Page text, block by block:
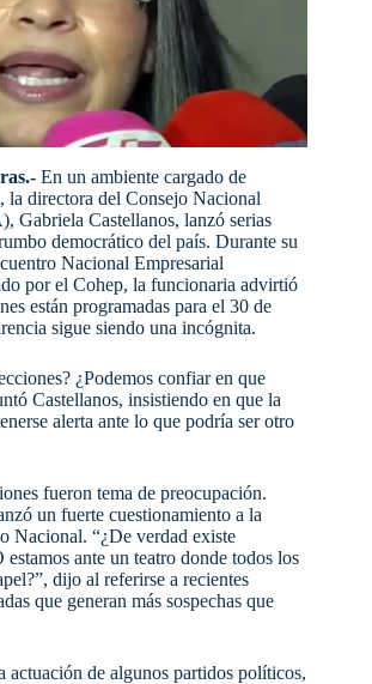
En un ambiente cargado de
la directora del Consejo Nacional
Gabriela Castellanos, lanzó serias
democrático del país. Durante su
Nacional Empresarial
por el Cohep, la funcionaria advirtió
están programadas para el 30 de
sigue siendo una incógnita.
¿Podemos confiar en que
Castellanos, insistiendo en que la
alerta ante lo que podría ser otro
fueron tema de preocupación.
un fuerte cuestionamiento a la
Nacional. “¿De verdad existe
ante un teatro donde todos los
dijo al referirse a recientes
que generan más sospechas que
actuación de algunos partidos políticos,